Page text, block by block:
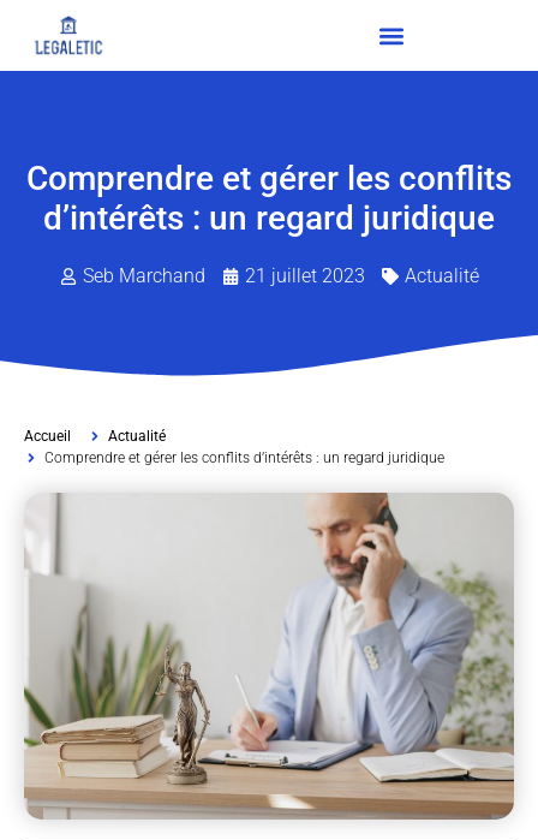
Comprendre et gérer les conflits
d’intérêts : un regard juridique
Seb Marchand 21 juillet 2023 Actualité
Accueil
Actualité
Comprendre et gérer les conflits d’intérêts : un regard juridique